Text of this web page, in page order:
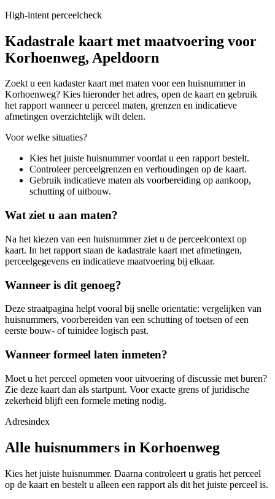
High-intent perceelcheck
Kadastrale kaart met maatvoering voor
Korhoenweg, Apeldoorn
Zoekt u een kadaster kaart met maten voor een huisnummer in
Korhoenweg? Kies hieronder het adres, open de kaart en gebruik
het rapport wanneer u perceel maten, grenzen en indicatieve
afmetingen overzichtelijk wilt delen.
Voor welke situaties?
Kies het juiste huisnummer voordat u een rapport bestelt.
Controleer perceelgrenzen en verhoudingen op de kaart.
Gebruik indicatieve maten als voorbereiding op aankoop,
schutting of uitbouw.
Wat ziet u aan maten?
Na het kiezen van een huisnummer ziet u de perceelcontext op
kaart. In het rapport staan de kadastrale kaart met afmetingen,
perceelgegevens en indicatieve maatvoering bij elkaar.
Wanneer is dit genoeg?
Deze straatpagina helpt vooral bij snelle orientatie: vergelijken van
huisnummers, voorbereiden van een schutting of toetsen of een
eerste bouw- of tuinidee logisch past.
Wanneer formeel laten inmeten?
Moet u het perceel opmeten voor uitvoering of discussie met buren?
Zie deze kaart dan als startpunt. Voor exacte grens of juridische
zekerheid blijft een formele meting nodig.
Adresindex
Alle huisnummers in Korhoenweg
Kies het juiste huisnummer. Daarna controleert u gratis het perceel
op de kaart en bestelt u alleen een rapport als dit het juiste perceel is.